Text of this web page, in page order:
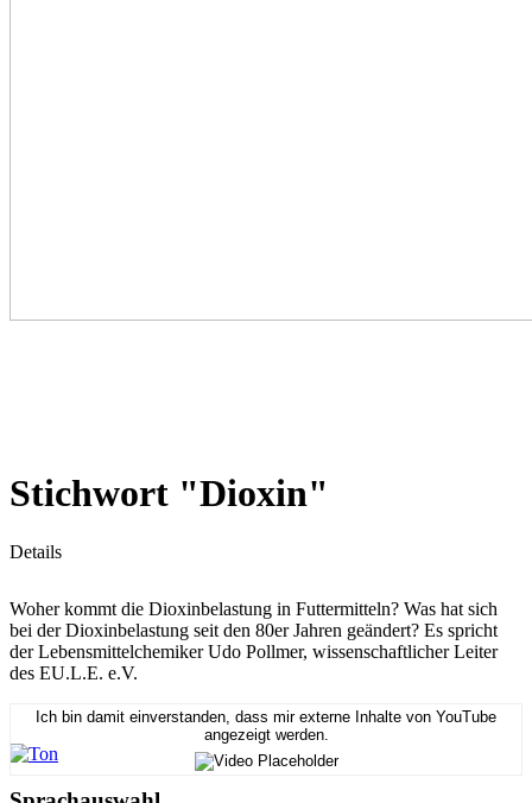
Stichwort "Dioxin"
Details
Woher kommt die Dioxinbelastung in Futtermitteln? Was hat sich
bei der Dioxinbelastung seit den 80er Jahren geändert? Es spricht
der Lebensmittelchemiker Udo Pollmer, wissenschaftlicher Leiter
des EU.L.E. e.V.
Ich bin damit einverstanden, dass mir externe Inhalte von YouTube
angezeigt werden.